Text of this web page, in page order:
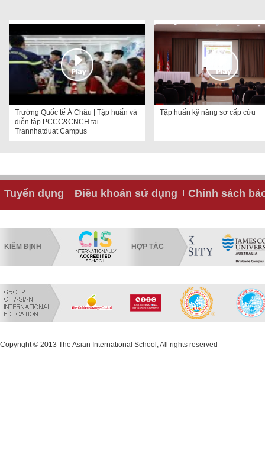
Trường Quốc tế Á Châu | Tập huấn và
diễn tập PCCC&CNCH tại
Trannhatduat Campus
Tập huấn kỹ năng sơ cấp cứu
Tuyển dụng Điều khoản sử dụng Chính sách
KIỂM ĐỊNH HỢP TÁC
Copyright © 2013 The Asian International School, All rights reserved